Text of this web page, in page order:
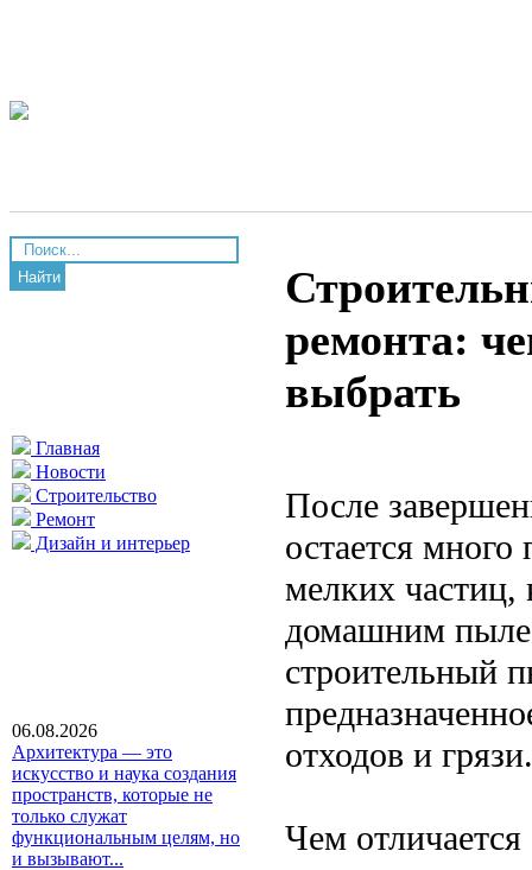
Найти
Главная
Новости
Строительство
Ремонт
Дизайн и интерьер
06.08.2026
Архитектура — это
искусство и наука создания
пространств, которые не
только служат
функциональным целям, но
и вызывают...
ремонта:
выбрать
После
остается
мелких частиц,
домашним
строительный
отходов и грязи.
Чем